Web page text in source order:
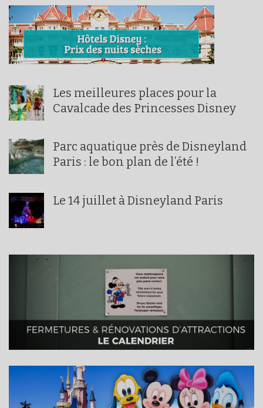
Les meilleures places pour la
Cavalcade des Princesses Disney
Parc aquatique près de Disneyland
Paris : le bon plan de l’été !
Le 14 juillet à Disneyland Paris